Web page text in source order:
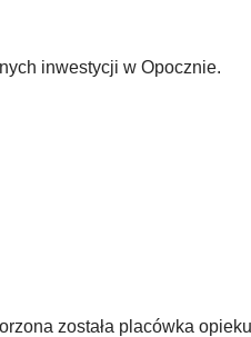
inwestycji w Opocznie.
została placówka